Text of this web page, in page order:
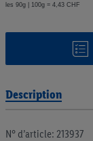
les 90g | 100g = 4,43 CHF
Description
N° d’article: 213937